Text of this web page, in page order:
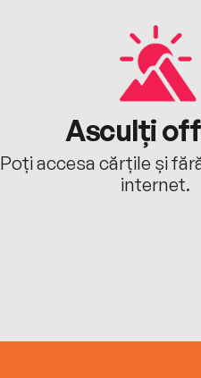
Asculți
Poți accesa cărțile și
internet.